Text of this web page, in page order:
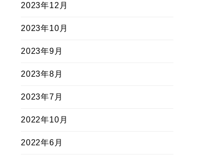
2023年12月
2023年10月
2023年9月
2023年8月
2023年7月
2022年10月
2022年6月